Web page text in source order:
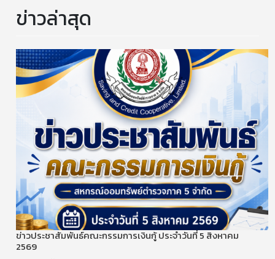
ข่าวล่าสุด
ข่าวประชาสัมพันธ์คณะกรรมการเงินกู้ ประจำวันที่ 5 สิงหาคม
2569